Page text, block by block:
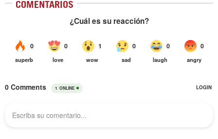
COMENTARIOS